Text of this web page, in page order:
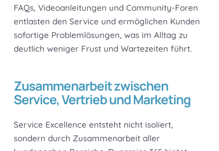
FAQs, Videoanleitungen und Community-Foren
entlasten den Service und ermöglichen Kunden
sofortige Problemlösungen, was im Alltag zu
deutlich weniger Frust und Wartezeiten führt.
Zusammenarbeit zwischen
Service, Vertrieb und Marketing
Service Excellence entsteht nicht isoliert,
sondern durch Zusammenarbeit aller